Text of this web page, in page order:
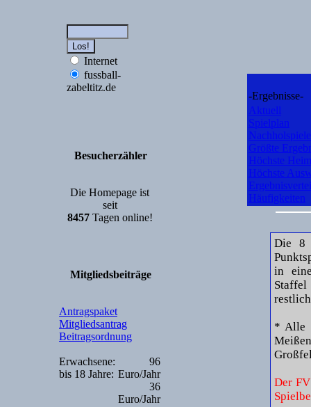
Internet
fussball-
zabeltitz.de
Besucherzähler
Die Homepage ist
seit
8457Tagen online!
Mitgliedsbeiträge
Antragspaket
Mitgliedsantrag
Beitragsordnung
Erwachsene:
bis 18 Jahre:
96
Euro/Jahr
36
Euro/Jahr
-Ergebnisse-
Aktuell
Spielplan
Nachholspiele
Größte
Höchste
Höchste
Häufigkeiten
Die 8
in
* Alle
Der